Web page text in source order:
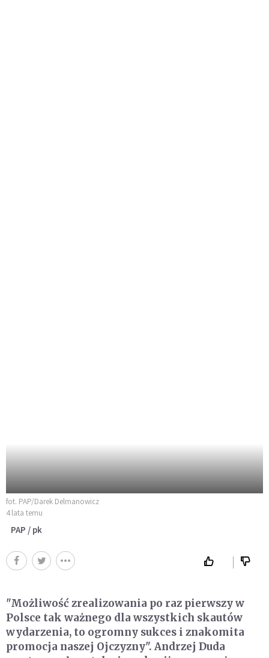
fot. PAP/Darek Delmanowicz
4 lata temu
PAP / pk
"Możliwość zrealizowania po raz pierwszy w
Polsce tak ważnego dla wszystkich skautów
wydarzenia, to ogromny sukces i znakomita
promocja naszej Ojczyzny". Andrzej Duda